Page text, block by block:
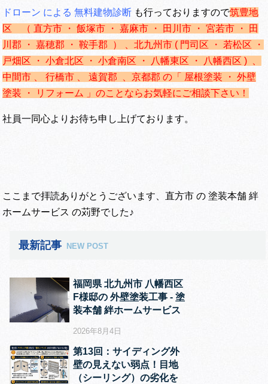
ドローン による 無料建物診断 も行っておりますので筑豊地
区 （ 直方市 ・ 飯塚市 ・ 嘉麻市 ・ 田川市 ・ 宮若市 ・ 田
川郡 ・ 嘉穂郡 ・ 鞍手郡 ） 、北九州市 ( 門司区 ・ 若松区 ・
戸畑区 ・ 小倉北区 ・ 小倉南区 ・ 八幡東区 ・ 八幡西区 ) 、
中間市 、 行橋市 、 遠賀郡 、京都郡 の「 屋根塗装 ・ 外壁
塗装 ・ リフォーム 」のことならお気軽にご相談下さい！
社員一同心よりお待ち申し上げております。
ここまで拝読ありがとうございます、直方市 の 塗装本舗 絆
ホームサービス の苅野でした♪
最新記事 NEW POST
福岡県 北九州市 八幡西区
F様邸の 外壁塗装工事 ‐ 塗
装本舗 絆ホームサービス
2026年8月4日
第13回：サイディング外
壁の見えない弱点！目地
（シーリング）の劣化を